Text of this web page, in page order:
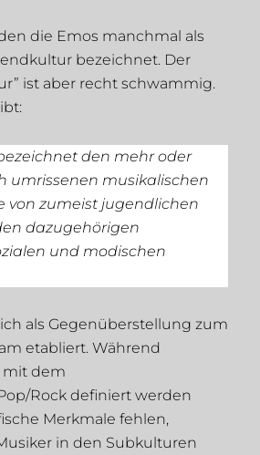
die Emos manchmal als
bezeichnet. Der
ist aber recht schwammig.
den mehr oder
umrissenen musikalischen
von zumeist jugendlichen
dazugehörigen
und modischen
als Gegenüberstellung zum
etabliert. Während
mit dem
Rock definiert werden
Merkmale fehlen,
in den Subkulturen